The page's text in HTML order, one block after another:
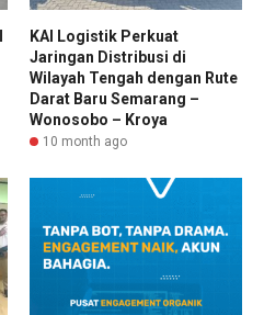
KAI Logistik Perkuat
Jaringan Distribusi di
Wilayah Tengah dengan Rute
Darat Baru Semarang –
Wonosobo – Kroya
10 month ago